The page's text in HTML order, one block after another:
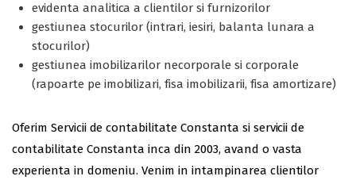
evidenta analitica a clientilor si furnizorilor
gestiunea stocurilor (intrari, iesiri, balanta lunara a
stocurilor)
gestiunea imobilizarilor necorporale si corporale
(rapoarte pe imobilizari, fisa imobilizarii, fisa amortizare)
Oferim Servicii de contabilitate Constanta si servicii de
contabilitate Constanta inca din 2003, avand o vasta
experienta in domeniu. Venim in intampinarea clientilor